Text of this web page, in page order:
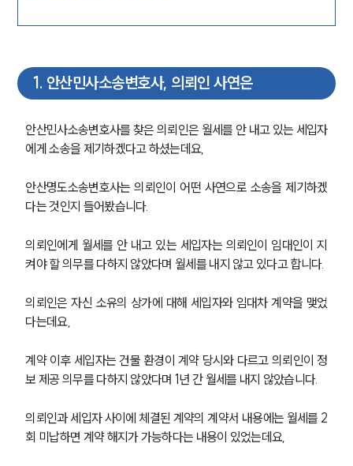
1 . 안산민사소송변호사, 의뢰인 사연은
안산민사소송변호사를 찾은 의뢰인은 월세를 안 내고 있는 세입자
에게 소송을 제기하겠다고 하셨는데요,
안산명도소송변호사는 의뢰인이 어떤 사연으로 소송을 제기하겠
다는 것인지 들어봤습니다.
의뢰인에게 월세를 안 내고 있는 세입자는 의뢰인이 임대인이 지
켜야 할 의무를 다하지 않았다며 월세를 내지 않고 있다고 합니다.
의뢰인은 자신 소유의 상가에 대해 세입자와 임대차 계약을 맺었
다는데요,
계약 이후 세입자는 건물 환경이 계약 당시와 다르고 의뢰인이 정
보 제공 의무를 다하지 않았다며 1년 간 월세를 내지 않았습니다.
의뢰인과 세입자 사이에 체결된 계약의 계약서 내용에는 월세를 2
회 미납하면 계약 해지가 가능하다는 내용이 있었는데요,